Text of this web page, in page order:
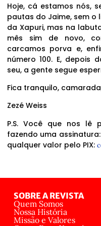
Hoje, cá estamos nós,
pautas do Jaime, sem o
da Xapuri, mas na
mês sim de novo,
carcamos porva e,
número 100. E, depois
seu, a gente segue
Fica tranquilo,
Zezé Weiss
P.S. Você que nos lê
fazendo uma
qualquer valor pelo PIX:
SOBRE A REVISTA
Quem Somos
Nossa História
Missão e Valores